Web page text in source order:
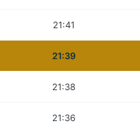
21:41
21:39
21:38
21:36